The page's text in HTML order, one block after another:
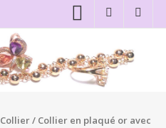
Collier/ Collier en plaqué or avec